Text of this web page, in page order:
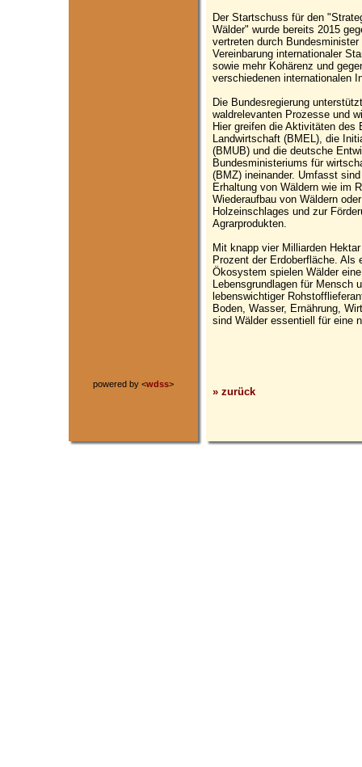
powered by <wdss>
Der Startschuss für den
Wälder" wurde bereits 2015
vertreten durch
Vereinbarung internationaler
sowie mehr Kohärenz und
verschiedenen internationalen
Die Bundesregierung
waldrelevanten Prozesse und
Hier greifen die Aktivitäten des
Landwirtschaft (BMEL), die
(BMUB) und die deutsche
Bundesministeriums für
(BMZ) ineinander. Umfasst
Erhaltung von Wäldern wie im
Wiederaufbau von Wäldern
Holzeinschlages und zur
Agrarprodukten.
Mit knapp vier Milliarden
Prozent der Erdoberfläche. Als
Ökosystem spielen Wälder
Lebensgrundlagen für Mensch
lebenswichtiger
Boden, Wasser, Ernährung,
sind Wälder essentiell für eine
» zurück